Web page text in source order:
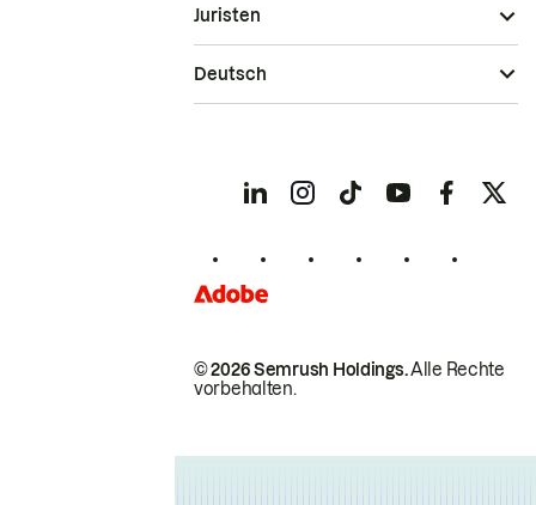
© 2026 Semrush Holdings.Alle Rechte
vorbehalten.
Juristen
Deutsch